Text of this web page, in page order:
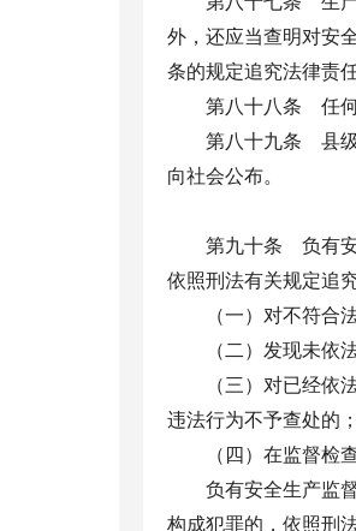
外，还应当查明对安
条的规定追究法律责
第八十八条 任何
第八十九条 县级
向社会公布。
第九十条 负有安
依照刑法有关规定追
（一）对不符合
（二）发现未依
（三）对已经依
违法行为不予查处的
（四）在监督检
负有安全生产监
构成犯罪的，依照刑